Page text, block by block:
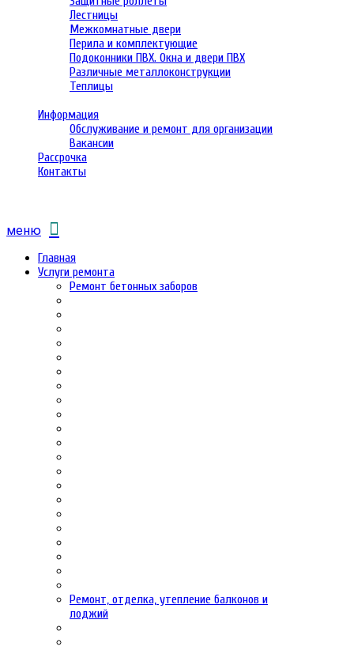
Лестницы
Межкомнатные двери
Перила и комплектующие
Подоконники ПВХ. Окна и двери ПВХ
Различные металлоконструкции
Теплицы
Информация
Обслуживание и ремонт для организации
Вакансии
Рассрочка
Контакты
меню
Главная
Услуги ремонта
Ремонт бетонных заборов
Ремонт, отделка, утепление балконов и
лоджий